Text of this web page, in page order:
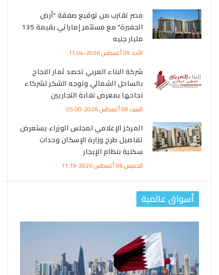
مصر تقترب من توقيع صفقة "أرض
الجفيرة" مع مستثمر إماراتي بقيمة 135
مليار جنيه
الأحد 09 أغسطس 2026-11:04
شركة البناء العربي تحصد ثمار النجاح
بالساحل الشمالي وتوجه الشكر لشركاء
نجاحها بمعرض نقابة التجاريين
السبت 08 أغسطس 2026-05:00
المركز الإعلامي لمجلس الوزراء يستعرض
تفاصيل طرح وزارة الإسكان وحدات
سكنية بنظام الإيجار
الخميس 06 أغسطس 2026-11:19
أسواق عالمية